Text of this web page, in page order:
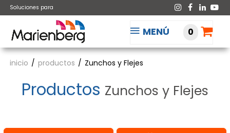
Soluciones para
MENÚ 0
inicio productos Zunchos y Flejes
Productos Zunchos y Flejes